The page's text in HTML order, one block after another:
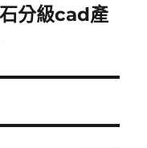
分級cad產